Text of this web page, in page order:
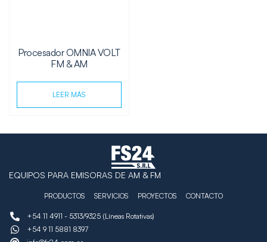
Procesador OMNIA VOLT
FM & AM
LEER MÁS
EQUIPOS PARA EMISORAS DE AM & FM
PRODUCTOS SERVICIOS PROYECTOS CONTACTO
+54 11 4911 - 5313/9325 (Líneas Rotativas)
+54 9 11 5881 8397